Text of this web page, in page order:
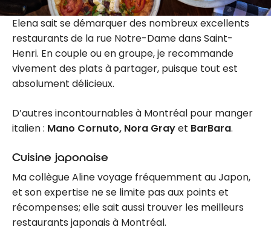
Elena sait se démarquer des nombreux excellents
restaurants de la rue Notre-Dame dans Saint-
Henri. En couple ou en groupe, je recommande
vivement des plats à partager, puisque tout est
absolument délicieux.
D’autres incontournables à Montréal pour manger
italien : Mano Cornuto, Nora Grayet BarBara.
Cuisine japonaise
Ma collègue Aline voyage fréquemment au Japon,
et son expertise ne se limite pas aux points et
récompenses; elle sait aussi trouver les meilleurs
restaurants japonais à Montréal.